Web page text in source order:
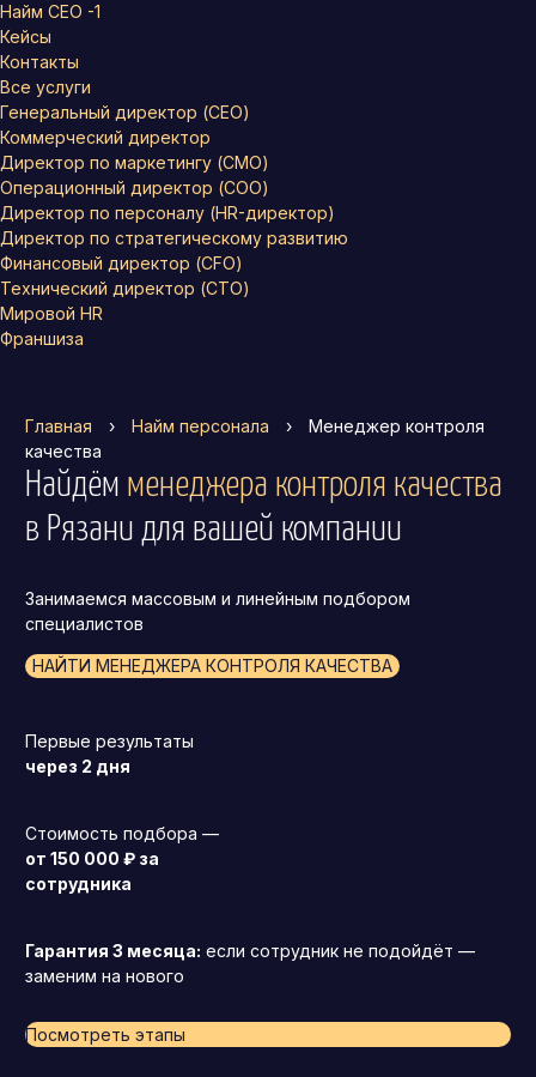
Найм СЕО -1
Кейсы
Контакты
Все услуги
Генеральный директор (CEO)
Коммерческий директор
Директор по маркетингу (CMO)
Операционный директор (COO)
Директор по персоналу (HR-директор)
Директор по стратегическому развитию
Финансовый директор (CFO)
Технический директор (CTO)
Мировой HR
Франшиза
Главная › Найм персонала ›
Менеджер контроля
качества
Найдём менеджера контроля качества
в Рязани для вашей компании
Занимаемся массовым и линейным подбором
специалистов
НАЙТИ МЕНЕДЖЕРА КОНТРОЛЯ КАЧЕСТВА
Первые результаты
через 2 дня
Стоимость подбора —
от 150 000 ₽ за
сотрудника
Гарантия 3 месяца: если сотрудник не подойдёт —
заменим на нового
Посмотреть этапы